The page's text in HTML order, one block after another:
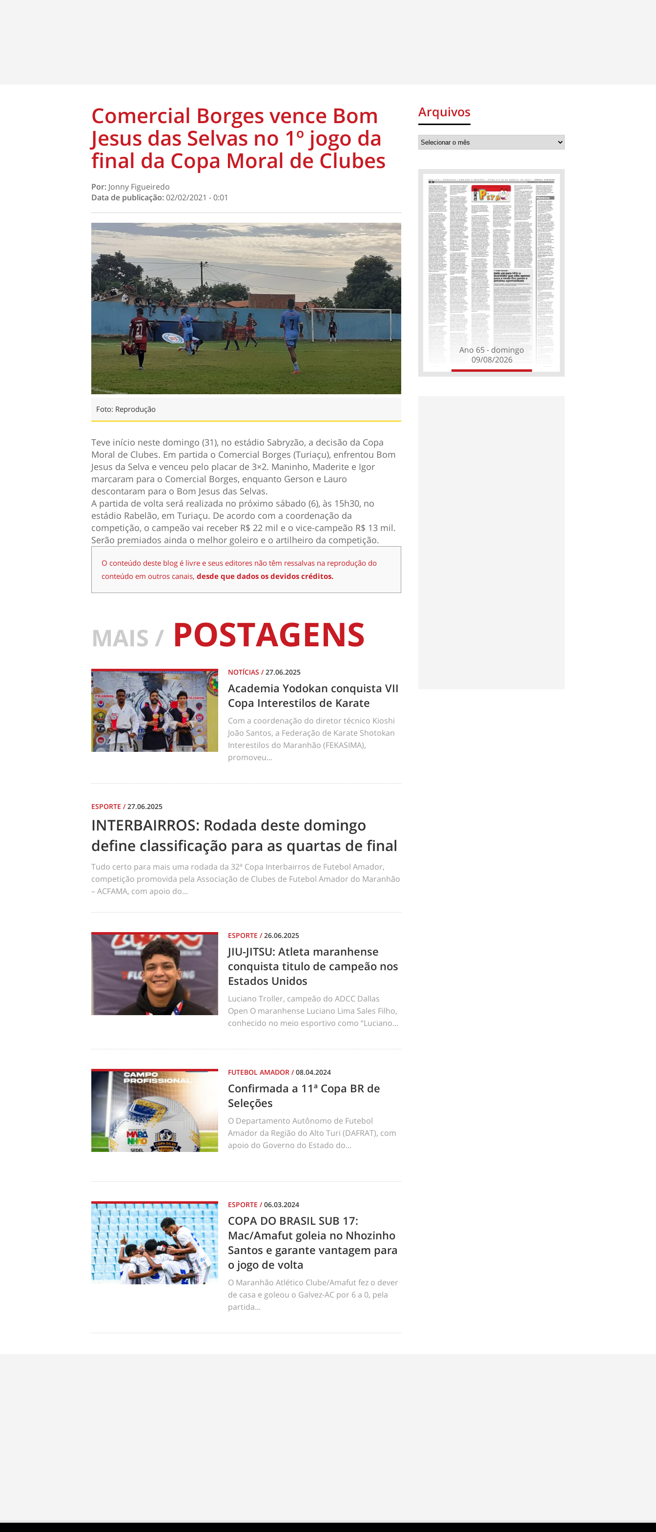
Comercial Borges vence Bom
Jesus das Selvas no 1º jogo da
final da Copa Moral de Clubes
Por: Jonny Figueiredo
Data de publicação:02/02/2021 - 0:01
Foto: Reprodução
Teve início neste domingo (31), no estádio Sabryzão, a decisão da Copa
Moral de Clubes. Em partida o Comercial Borges (Turiaçu), enfrentou Bom
Jesus da Selva e venceu pelo placar de 3×2. Maninho, Maderite e Igor
marcaram para o Comercial Borges, enquanto Gerson e Lauro
descontaram para o Bom Jesus das Selvas.
A partida de volta será realizada no próximo sábado (6), às 15h30, no
estádio Rabelão, em Turiaçu. De acordo com a coordenação da
competição, o campeão vai receber R$ 22 mil e o vice-campeão R$ 13 mil.
Serão premiados ainda o melhor goleiro e o artilheiro da competição.
O conteúdo deste blog é livre e seus editores não têm ressalvas na reprodução do
conteúdo em outros canais, desde que dados os devidos créditos.
MAIS / POSTAGENS
NOTÍCIAS /27.06.2025
Academia Yodokan conquista VII
Copa Interestilos de Karate
Com a coordenação do diretor técnico Kioshi
João Santos, a Federação de Karate Shotokan
Interestilos do Maranhão (FEKASIMA),
promoveu...
ESPORTE /27.06.2025
INTERBAIRROS: Rodada deste domingo
define classificação para as quartas de final
Tudo certo para mais uma rodada da 32ª Copa Interbairros de Futebol Amador,
competição promovida pela Associação de Clubes de Futebol Amador do Maranhão
– ACFAMA, com apoio do...
ESPORTE /26.06.2025
JIU-JITSU: Atleta maranhense
conquista titulo de campeão nos
Estados Unidos
Luciano Troller, campeão do ADCC Dallas
Open O maranhense Luciano Lima Sales Filho,
conhecido no meio esportivo como “Luciano...
FUTEBOL AMADOR /08.04.2024
Confirmada a 11ª Copa BR de
Seleções
O Departamento Autônomo de Futebol
Amador da Região do Alto Turi (DAFRAT), com
apoio do Governo do Estado do...
ESPORTE /06.03.2024
COPA DO BRASIL SUB 17:
Mac/Amafut goleia no Nhozinho
Santos e garante vantagem para
o jogo de volta
O Maranhão Atlético Clube/Amafut fez o dever
de casa e goleou o Galvez-AC por 6 a 0, pela
partida...
Arquivos
Ano 65 - domingo
09/08/2026